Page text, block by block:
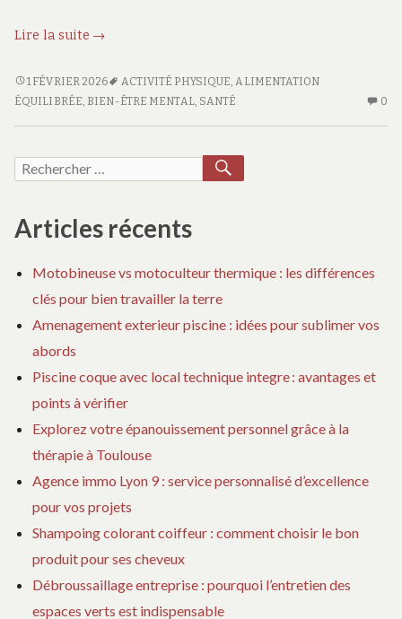
Lire la suite
Quels
essentiels
pour
la
devriez-
connaître
?
→
QUELS
BIENFAITS
LA
SANTÉ
VOUS
CONNAÎTRE
1 FÉVRIER 2026 ACTIVITÉ PHYSIQUE ALIMENTATION
ÉQUILIBRÉE BIEN-ÊTRE MENTAL, SANTÉ 0
Recherche
Articles récents
Motobineuse vs motoculteur thermique : les différences
clés pour bien travailler la terre
Amenagement exterieur piscine : idées pour sublimer vos
abords
Piscine coque avec local technique integre : avantages et
points à vérifier
Explorez votre épanouissement personnel grâce à la
thérapie à Toulouse
Agence immo Lyon 9 : service personnalisé d’excellence
pour vos projets
Shampoing colorant coiffeur : comment choisir le bon
produit pour ses cheveux
Débroussaillage entreprise : pourquoi l’entretien des
espaces verts est indispensable